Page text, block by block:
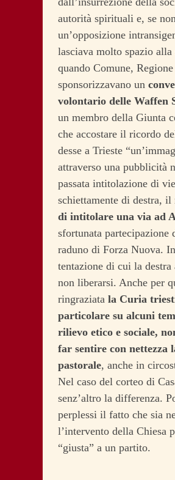
autorità spirituali e, se
un’opposizione
lasciava molto spazio alla
quando Comune,
sponsorizzavano un
volontario delle Waffen
un membro della Giunta
che accostare il ricordo
desse a Trieste
attraverso una pubblicità
passata intitolazione di
schiettamente di destra, il
di intitolare una via ad
sfortunata partecipazione
raduno di Forza Nuova.
tentazione di cui la destra
non liberarsi. Anche per
ringraziata la Curia
particolare su alcuni
rilievo etico e sociale,
far sentire con nettezza
pastorale, anche in
Nel caso del corteo di
senz’altro la differenza.
perplessi il fatto che sia
l’intervento della Chiesa
“giusta” a un partito.